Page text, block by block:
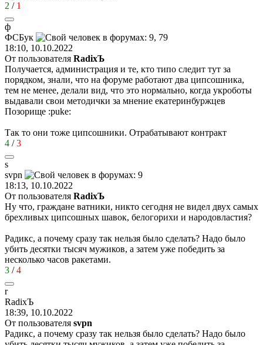
2 / 1
ф
ФСБук
18:10, 10.10.2022
От пользователя RаdixЪ
Получается, администрация и те, кто типо следит тут за
порядком, знали, что на форуме работают два ципсошника,
тем не менее, делали вид, что это нормально, когда укроботы
выдавали свои методички за мнение екатеринбуржцев
Позорище :puke:
Так то они тоже ципсошники. Отрабатывают контракт
4 /3
s
svpn
18:13, 10.10.2022
От пользователя RаdixЪ
Ну что, граждане ватники, никто сегодня не видел двух самых
брехливых ципсошных шавок, белогорихи и народовластия?
Радикс, а почему сразу так нельзя было сделать? Надо было
убить десятки тысяч мужиков, а затем уже победить за
несколько часов ракетами.
3 /4
r
RаdixЪ
18:39, 10.10.2022
От пользователя svpn
Радикс, а почему сразу так нельзя было сделать? Надо было